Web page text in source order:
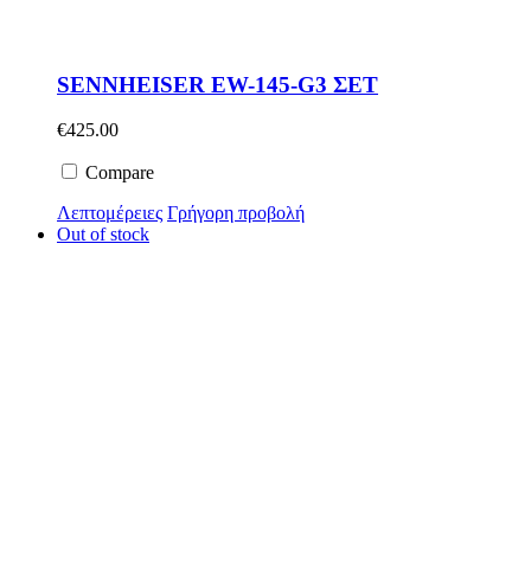
SENNHEISER EW-145-G3 ΣΕΤ
€425.00
Compare
Λεπτομέρειες Γρήγορη προβολή
Out of stock